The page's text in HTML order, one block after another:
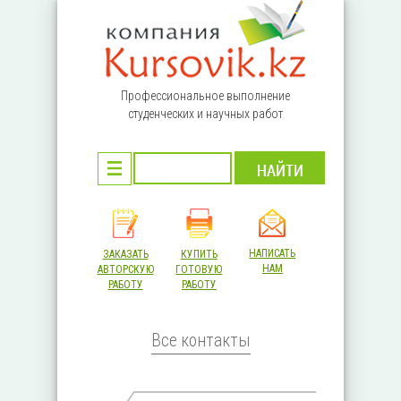
Профессиональное выполнение
студенческих и научных работ
ЗАКАЗАТЬ
АВТОРСКУЮ
РАБОТУ
КУПИТЬ
ГОТОВУЮ
РАБОТУ
НАПИСАТЬ
НАМ
Все контакты